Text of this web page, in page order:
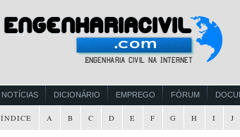
NOTÍCIAS DICIONÁRIO EMPREGO FÓRUM
ÍNDICE A B C D E F G H I J